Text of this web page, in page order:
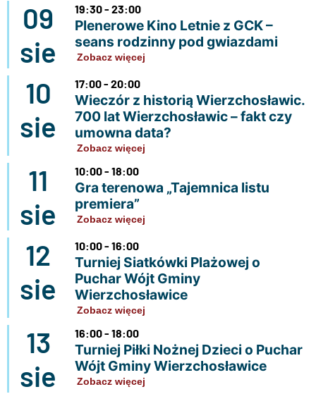
09
sie
19:30 - 23:00
Plenerowe Kino Letnie z GCK –
seans rodzinny pod gwiazdami
Zobacz więcej
10
sie
17:00 - 20:00
Wieczór z historią Wierzchosławic.
700 lat Wierzchosławic – fakt czy
umowna data?
Zobacz więcej
11
sie
10:00 - 18:00
Gra terenowa „Tajemnica listu
premiera”
Zobacz więcej
12
sie
10:00 - 16:00
Turniej Siatkówki Plażowej o
Puchar Wójt Gminy
Wierzchosławice
Zobacz więcej
13
sie
16:00 - 18:00
Turniej Piłki Nożnej Dzieci o Puchar
Wójt Gminy Wierzchosławice
Zobacz więcej